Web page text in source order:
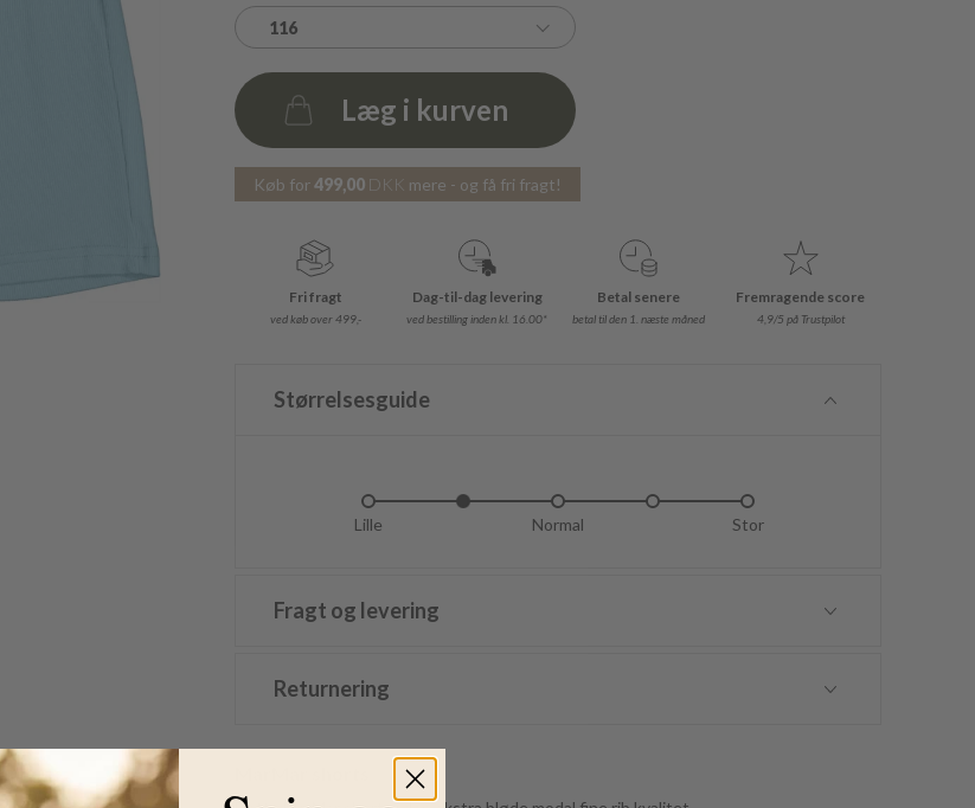
116
Antal
Læg i kurven
Køb for499,00 DKK mere - og få fri fragt!
Fri fragt
ved køb over 499,-
Dag-til-dag levering
ved bestilling inden kl. 16.00*
Betal senere
betal til den 1. næste måned
Fremragende score
4,9/5 på Trustpilot
Størrelsesguide
Lille Normal Stor
Fragt og levering
Returnering